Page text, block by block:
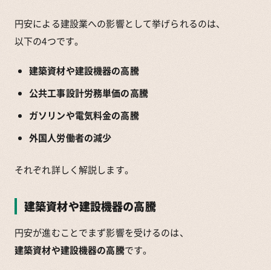
円安による建設業への影響として挙げられるのは、
以下の4つです。
建築資材や建設機器の高騰
公共工事設計労務単価の高騰
ガソリンや電気料金の高騰
外国人労働者の減少
それぞれ詳しく解説します。
建築資材や建設機器の高騰
円安が進むことでまず影響を受けるのは、
建築資材や建設機器の高騰です。